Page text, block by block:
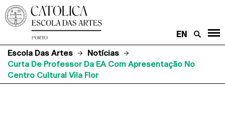
EN
Escola Das Artes
Notícias
Curta De Professor Da EA Com Apresentação No
Centro Cultural Vila Flor